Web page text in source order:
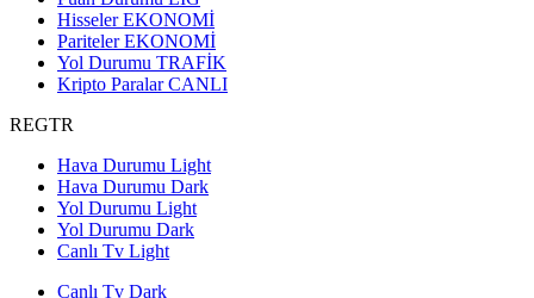
HisselerEKONOMİ
ParitelerEKONOMİ
Yol Durumu TRAFİK
Kripto ParalarCANLI
REGTR
Hava Durumu Light
Hava Durumu Dark
Yol Durumu Light
Yol Durumu Dark
Canlı Tv Light
Canlı Tv Dark